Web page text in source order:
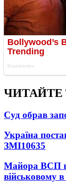
Суд обрав
Україна
ЗМІ10635
Майора ВСП
військовому